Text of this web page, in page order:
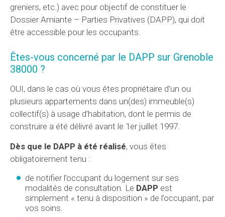
greniers, etc.) avec pour objectif de constituer le
Dossier Amiante – Parties Privatives (DAPP), qui doit
être accessible pour les occupants.
Êtes-vous concerné par le DAPP sur Grenoble
38000 ?
OUI, dans le cas où vous êtes propriétaire d’un ou
plusieurs appartements dans un(des) immeuble(s)
collectif(s) à usage d’habitation, dont le permis de
construire a été délivré avant le 1er juillet 1997.
Dès que le DAPP à été réalisé, vous êtes
obligatoirement tenu :
de notifier l’occupant du logement sur ses
modalités de consultation. Le DAPP est
simplement « tenu à disposition » de l’occupant, par
vos soins.